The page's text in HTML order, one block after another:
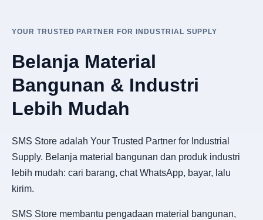
YOUR TRUSTED PARTNER FOR INDUSTRIAL SUPPLY
Belanja Material
Bangunan & Industri
Lebih Mudah
SMS Store adalah Your Trusted Partner for Industrial
Supply. Belanja material bangunan dan produk industri
lebih mudah: cari barang, chat WhatsApp, bayar, lalu
kirim.
SMS Store membantu pengadaan material bangunan,